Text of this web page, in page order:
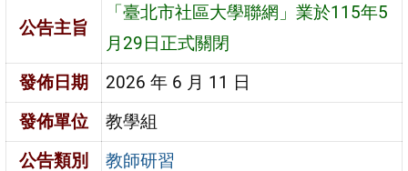
公告主旨
「臺北市社區大學聯網」業於115年5
月29日正式關閉
發佈日期
2026 年 6 月 11 日
發佈單位
教學組
公告類別
教師研習